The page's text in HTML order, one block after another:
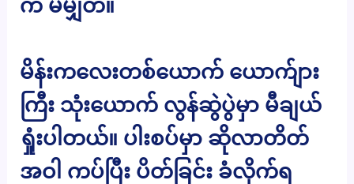
က မမျှတ။
မိန်းကလေးတစ်ယောက် ယောက်ျား
ကြီး သုံးယောက် လွန်ဆွဲပွဲမှာ မီချယ်
ရှုံးပါတယ်။ ပါးစပ်မှာ ဆိုလာတိတ်
အဝါ ကပ်ပြီး ပိတ်ခြင်း ခံလိုက်ရ